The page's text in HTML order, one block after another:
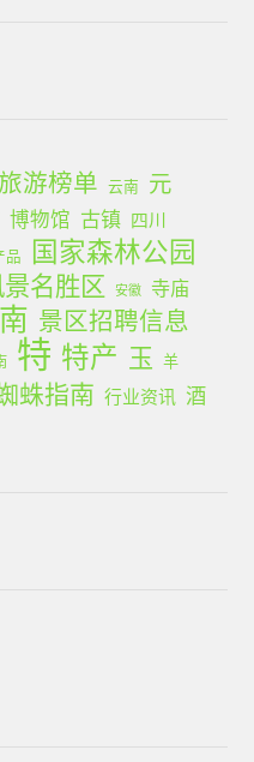
游榜单 云南 元
博物馆 古镇 四川
品 国家森林公园
名胜区 安徽 寺庙
景区招聘信息
特 特产 玉 羊
蛛指南 行业资讯 酒